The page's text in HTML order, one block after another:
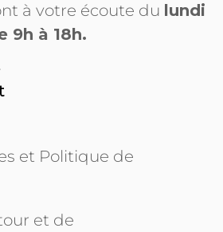
à votre écoute du lundi
9h à 18h.
et Politique de
et de